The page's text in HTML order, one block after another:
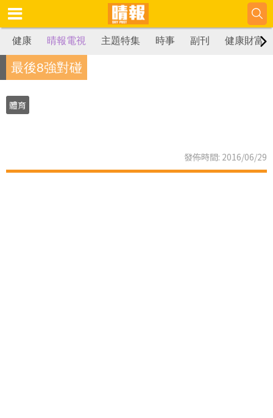
健康 晴報電視 主題特集 時事 副刊 健康財富
最後8強對碰
體育
發佈時間: 2016/06/29